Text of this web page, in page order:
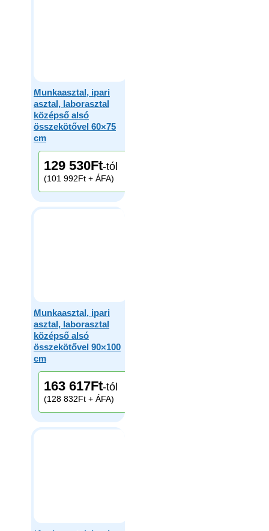
Munkaasztal, ipari
asztal, laborasztal
középső alsó
összekötővel 60×75
cm
129 530Ft-tól
(101 992Ft + ÁFA)
Munkaasztal, ipari
asztal, laborasztal
középső alsó
összekötővel 90×100
cm
163 617Ft-tól
(128 832Ft + ÁFA)